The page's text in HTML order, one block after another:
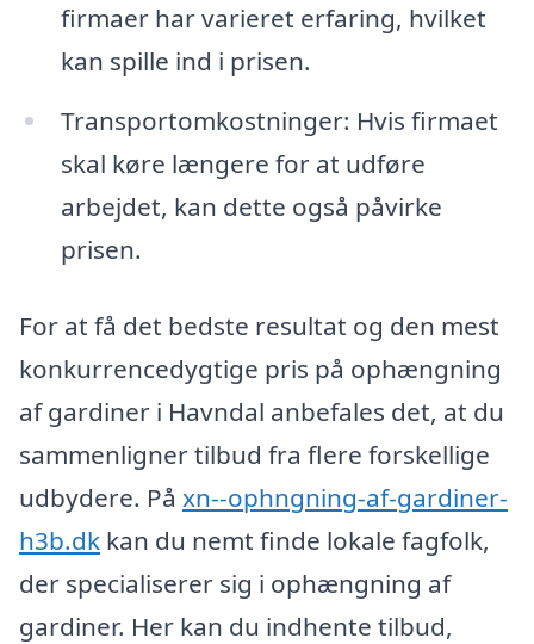
firmaer har varieret erfaring, hvilket
kan spille ind i prisen.
Transportomkostninger: Hvis firmaet
skal køre længere for at udføre
arbejdet, kan dette også påvirke
prisen.
For at få det bedste resultat og den mest
konkurrencedygtige pris på ophængning
af gardiner i Havndal anbefales det, at du
sammenligner tilbud fra flere forskellige
udbydere. På xn--ophngning-af-gardiner-
h3b.dk kan du nemt finde lokale fagfolk,
der specialiserer sig i ophængning af
gardiner. Her kan du indhente tilbud,